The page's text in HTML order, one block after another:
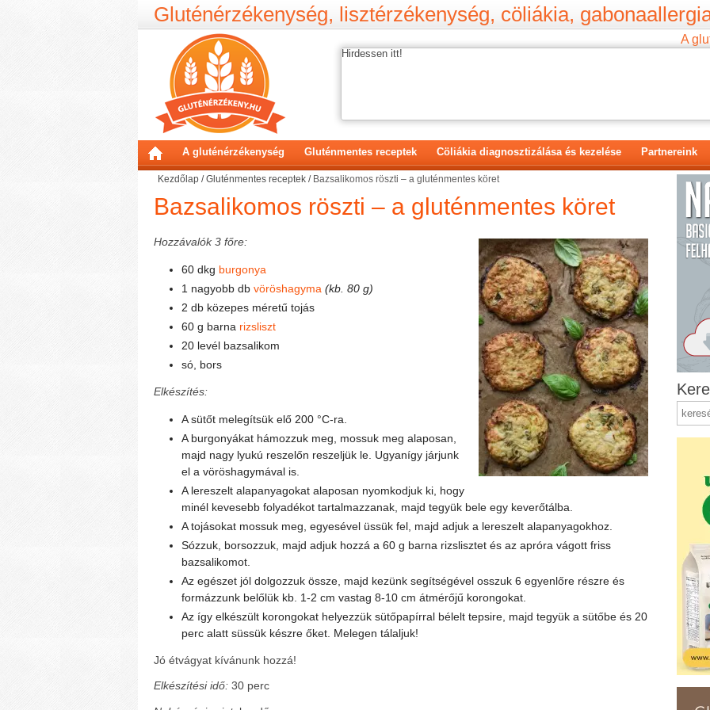
Gluténérzékenység, lisztérzékenység, cöliákia,
A
Hirdessen itt!
A gluténérzékenység Gluténmentes receptek Cöliákia diagnosztizálása és kezelése Partnereink
Kezdőlap /Gluténmentes receptek / Bazsalikomos röszti – a gluténmentes köret
Bazsalikomos röszti – a gluténmentes köret
Hozzávalók 3 főre:
60 dkg burgonya
1 nagyobb db vöröshagyma (kb. 80 g)
2 db közepes méretű tojás
60 g barna rizsliszt
20 levél bazsalikom
só, bors
Elkészítés:
A sütőt melegítsük elő 200 °C-ra.
A burgonyákat hámozzuk meg, mossuk meg alaposan,
majd nagy lyukú reszelőn reszeljük le. Ugyanígy járjunk
el a vöröshagymával is.
A lereszelt alapanyagokat alaposan nyomkodjuk ki, hogy
minél kevesebb folyadékot tartalmazzanak, majd tegyük bele egy keverőtálba.
A tojásokat mossuk meg, egyesével üssük fel, majd adjuk a lereszelt alapanyagokhoz.
Sózzuk, borsozzuk, majd adjuk hozzá a 60 g barna rizslisztet és az apróra vágott friss
bazsalikomot.
Az egészet jól dolgozzuk össze, majd kezünk segítségével osszuk 6 egyenlőre részre és
formázzunk belőlük kb. 1-2 cm vastag 8-10 cm átmérőjű korongokat.
Az így elkészült korongokat helyezzük sütőpapírral bélelt tepsire, majd tegyük a sütőbe és 20
perc alatt süssük készre őket. Melegen tálaljuk!
Jó étvágyat kívánunk hozzá!
Elkészítési idő: 30 perc